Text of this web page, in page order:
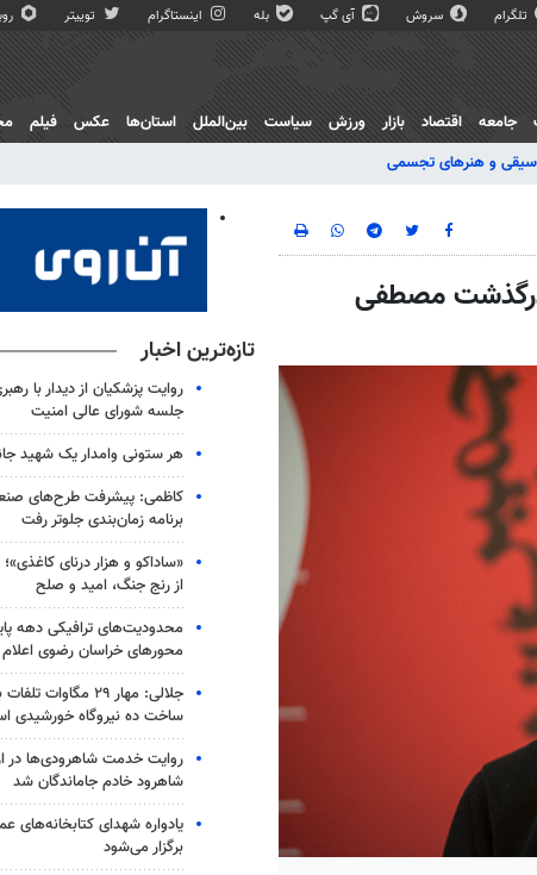
تلگرام سروش آی گپ بله اینستاگرام توییتر
و هنرهای تجسمی
جامعه اقتصاد بازار ورزش سیاست بین‌الملل استان‌ها عکس فیلم
مصطفی
تازه‌ترین اخبار
روایت پزشکیان از دیدار با
جلسه شورای عالی امنیت
هر ستونی وامدار یک شهید
کاظمی: پیشرفت طرح‌های
برنامه زمان‌بندی جلوتر رفت
«ساداکو و هزار درنای
از رنج جنگ، امید و صلح
محدودیت‌های ترافیکی دهه
محورهای خراسان رضوی
جلالی: مهار ۲۹ مگاوات
ساخت ده نیروگاه خورشیدی
روایت خدمت شاهرودی‌ها در
شاهرود خادم جاماندگان شد
یادواره شهدای کتابخانه‌های
برگزار می‌شود